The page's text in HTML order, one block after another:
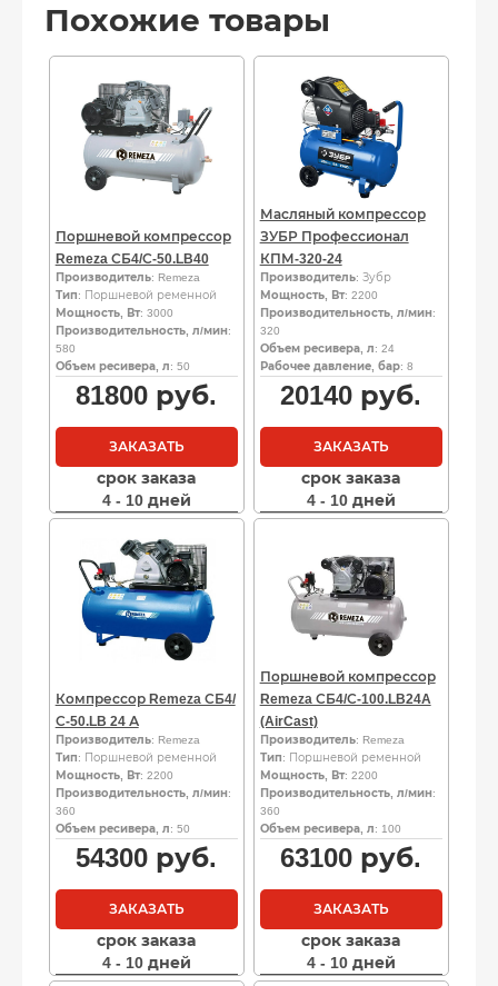
Похожие товары
Поршневой компрессор
Remeza СБ4/С-50.LB40
Производитель: Remeza
Тип: Поршневой ременной
Мощность, Вт: 3000
Производительность, л/мин:
580
Объем ресивера, л: 50
81800 руб.
ЗАКАЗАТЬ
срок заказа
4 - 10 дней
Масляный компрессор
ЗУБР Профессионал
КПМ-320-24
Производитель: Зубр
Мощность, Вт: 2200
Производительность, л/мин:
320
Объем ресивера, л: 24
Рабочее давление, бар: 8
20140 руб.
ЗАКАЗАТЬ
срок заказа
4 - 10 дней
Компрессор Remeza СБ4/
С-50.LB 24 А
Производитель: Remeza
Тип: Поршневой ременной
Мощность, Вт: 2200
Производительность, л/мин:
360
Объем ресивера, л: 50
54300 руб.
ЗАКАЗАТЬ
срок заказа
4 - 10 дней
Поршневой компрессор
Remeza СБ4/С-100.LB24A
(AirCast)
Производитель: Remeza
Тип: Поршневой ременной
Мощность, Вт: 2200
Производительность, л/мин:
360
Объем ресивера, л: 100
63100 руб.
ЗАКАЗАТЬ
срок заказа
4 - 10 дней